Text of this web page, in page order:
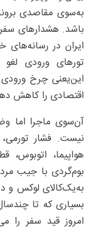
به‌سوی مقاصدی
باشد. هشدارهای
ایران در
تورهای ورودی
این‌یعنی چرخ
اقتصادی را کاهش
آن‌سوی ماجرا اما
نیست. فشار
هواپیما،
بوم‌گردی با جیب
به‌یک‌کالای لوکس و
بسیاری که تا
امروز قید سفر را